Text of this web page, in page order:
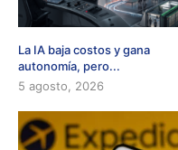
La IA baja costos y gana
autonomía, pero...
5 agosto, 2026